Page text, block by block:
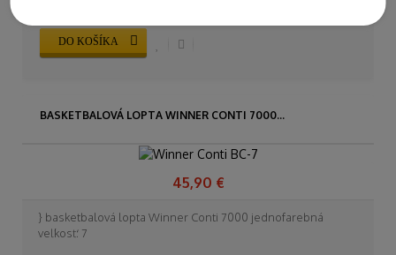
DO KOŠÍKA
BASKETBALOVÁ LOPTA WINNER CONTI 7000...
45,90 €
} basketbalová lopta Winner Conti 7000 jednofarebná
veľkosť: 7